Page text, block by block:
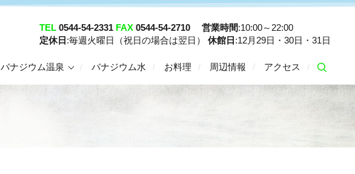
TEL0544-54-2331 FAX0544-54-2710 営業時間:10:00～22:00
定休日 :毎週火曜日（祝日の場合は翌日） 休館日 :12月29日・30日・31日
バナジウム温泉 バナジウム水 お料理 周辺情報 アクセス